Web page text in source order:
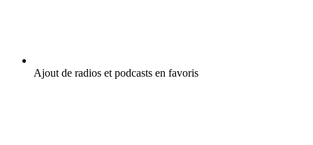
Ajout de radios et podcasts en favoris